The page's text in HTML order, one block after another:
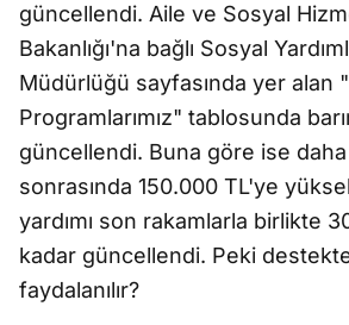
güncellendi. Aile ve Sosyal
Bakanlığı'na bağlı Sosyal
Müdürlüğü sayfasında yer alan
Programlarımız" tablosunda
güncellendi. Buna göre ise
sonrasında 150.000 TL'ye
yardımı son rakamlarla birlikte
kadar güncellendi. Peki
faydalanılır?